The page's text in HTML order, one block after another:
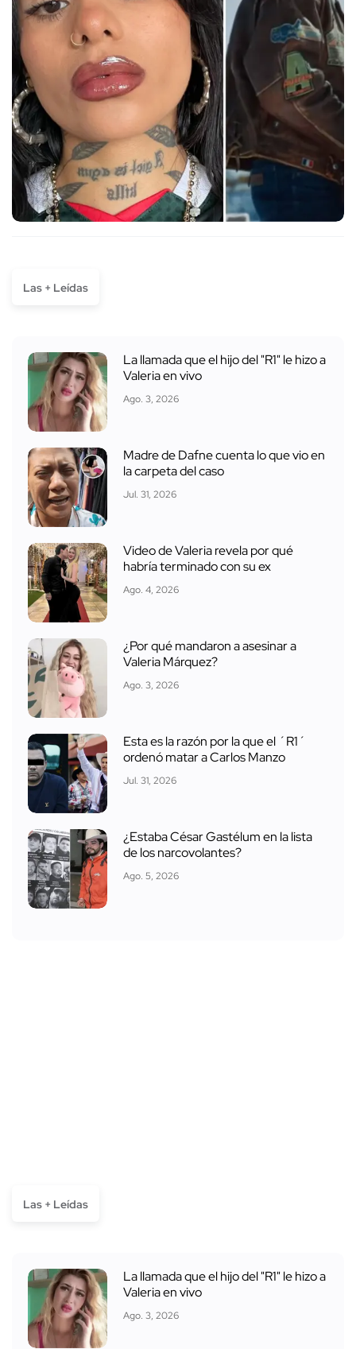
Las + Leídas
La llamada que el hijo del "R1" le hizo a
Valeria en vivo
Ago. 3, 2026
Madre de Dafne cuenta lo que vio en
la carpeta del caso
Jul. 31, 2026
Video de Valeria revela por qué
habría terminado con su ex
Ago. 4, 2026
¿Por qué mandaron a asesinar a
Valeria Márquez?
Ago. 3, 2026
Esta es la razón por la que el ´R1´
ordenó matar a Carlos Manzo
Jul. 31, 2026
¿Estaba César Gastélum en la lista
de los narcovolantes?
Ago. 5, 2026
Las + Leídas
La llamada que el hijo del "R1" le hizo a
Valeria en vivo
Ago. 3, 2026